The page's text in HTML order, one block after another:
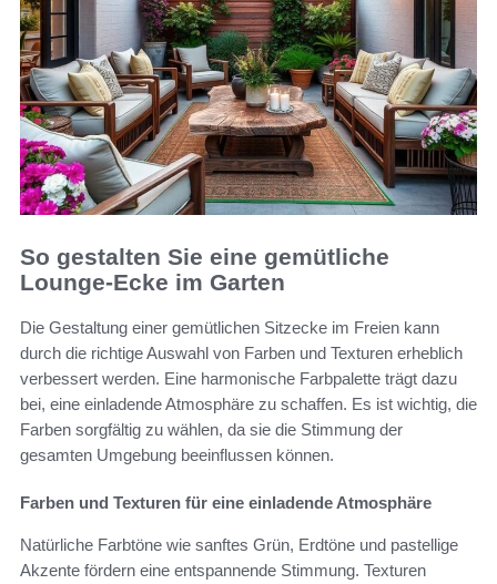
So gestalten Sie eine gemütliche
Lounge-Ecke im Garten
Die Gestaltung einer gemütlichen Sitzecke im Freien kann
durch die richtige Auswahl von Farben und Texturen erheblich
verbessert werden. Eine harmonische Farbpalette trägt dazu
bei, eine einladende Atmosphäre zu schaffen. Es ist wichtig, die
Farben sorgfältig zu wählen, da sie die Stimmung der
gesamten Umgebung beeinflussen können.
Farben und Texturen für eine einladende Atmosphäre
Natürliche Farbtöne wie sanftes Grün, Erdtöne und pastellige
Akzente fördern eine entspannende Stimmung. Texturen